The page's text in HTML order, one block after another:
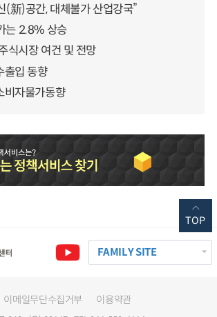
(新)공간, 대체불가 산업강국”
는 2.8% 상승
식시장 여건 및 전망
입 동향
자물가동향
FAMILY SITE
이메일무단수집거부 이용약관
TOP